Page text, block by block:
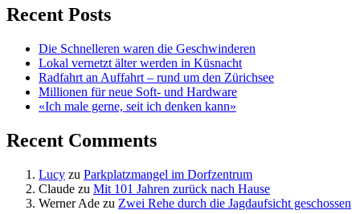
Recent Posts
Die Schnelleren waren die Geschwinderen
Lokal vernetzt älter werden in Küsnacht
Radfahrt an Auffahrt – rund um den Zürichsee
Millionen für neue Soft- und Hardware
«Ich male gerne, seit ich denken kann»
Recent Comments
Lucy zu Parkplatzmangel im Dorfzentrum
Claude zu Mit 101 Jahren zurück nach Hause
Werner Ade zu Zwei Rehe durch die Jagdaufsicht geschossen